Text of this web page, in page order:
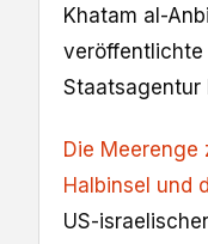
Khatam al-
veröffentlichte
Staatsagentur
Die Meerenge
Halbinsel und
US-